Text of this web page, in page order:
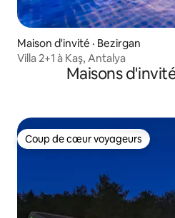
Maison d'invité · Bezirgan
Villa 2+1 à Kaş, Antalya
Maisons
Coup de cœur voyageurs
Coup de cœur voyageurs